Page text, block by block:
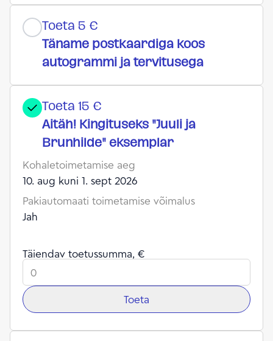
Toeta 5 €
Täname postkaardiga koos
autogrammi ja tervitusega
Toeta 15 €
Aitäh! Kingituseks "Juuli ja
Brunhilde" eksemplar
Kohaletoimetamise aeg
10. aug kuni 1. sept 2026
Pakiautomaati toimetamise võimalus
Jah
Täiendav toetussumma, €
Toeta